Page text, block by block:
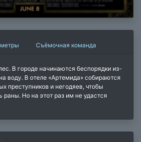
Съёмочная команда
В городе начинаются беспорядки из-
воду. В отеле «Артемида» собираются
преступников и негодяев, чтобы
раны. Но на этот раз им не удастся